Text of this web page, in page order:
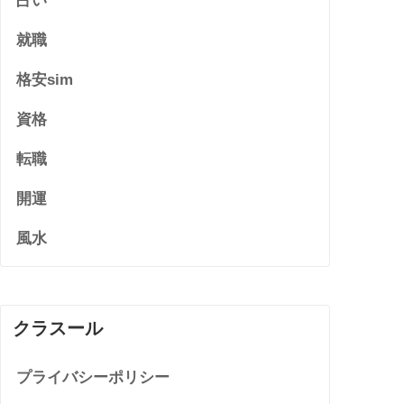
就職
格安sim
資格
転職
開運
風水
クラスール
プライバシーポリシー